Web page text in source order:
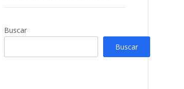
Buscar
Buscar